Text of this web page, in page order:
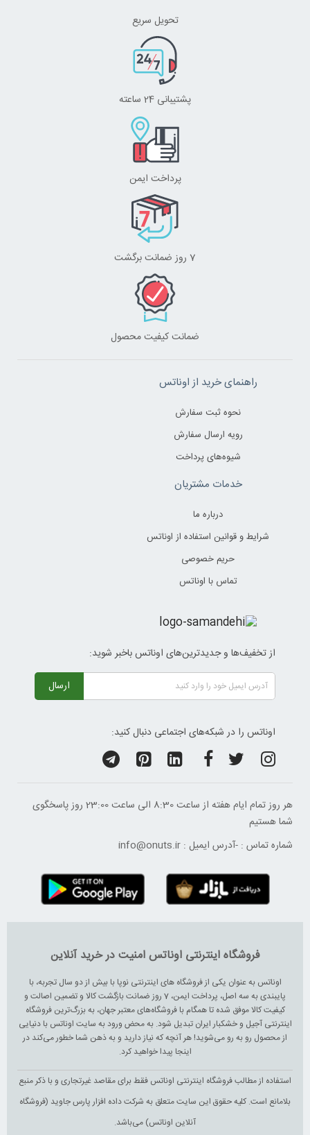
تحویل سریع
پشتیبانی 24 ساعته
پرداخت ایمن
7 روز ضمانت برگشت
ضمانت کیفیت محصول
راهنمای خرید از اوناتس
نحوه ثبت سفارش
رویه ارسال سفارش
شیوه‌های پرداخت
خدمات مشتریان
درباره ما
شرایط و قوانین استفاده از اوناتس
حریم خصوصی
تماس با اوناتس
از تخفیف‌ها و جدیدترین‌های اوناتس باخبر شوید:
ارسال
اوناتس را در شبکه‌های اجتماعی دنبال کنید:
هر روز تمام ایام هفته از ساعت 8:30 الی ساعت 23:00 ‌روز پاسخگوی
شما هستیم
شماره تماس : -آدرس ایمیل : info@onuts.ir
فروشگاه اینترنتی اوناتس امنیت در خرید آنلاین
اوناتس به عنوان یکی از فروشگاه های اینترنتی نوپا با بیش از دو سال تجربه، با
پایبندی به سه اصل، پرداخت ایمن، 7 روز ضمانت بازگشت کالا و تضمین اصالت و
کیفیت کالا موفق شده تا همگام با فروشگاه‌های معتبر جهان، به بزرگ‌ترین فروشگاه
اینترنتی آجیل و خشکبار ایران تبدیل شود. به محض ورود به سایت اوناتس با دنیایی
از محصول رو به رو می‌شوید! هر آنچه که نیاز دارید و به ذهن شما خطور می‌کند در
اینجا پیدا خواهید کرد.
استفاده از مطالب فروشگاه اینترنتی اوناتس فقط برای مقاصد غیرتجاری و با ذکر منبع
بلامانع است. کلیه حقوق این سایت متعلق به شرکت داده افزار پارس جاوید (فروشگاه
آنلاین اوناتس) می‌باشد.